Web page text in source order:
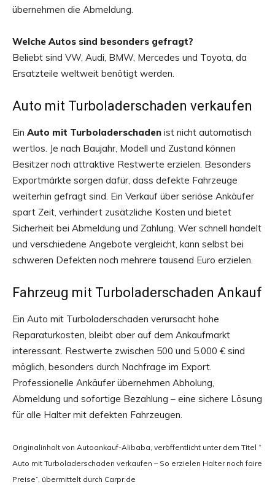
übernehmen die Abmeldung.
Welche Autos sind besonders gefragt?
Beliebt sind VW, Audi, BMW, Mercedes und Toyota, da
Ersatzteile weltweit benötigt werden.
Auto mit Turboladerschaden verkaufen
Ein Auto mit Turboladerschaden ist nicht automatisch
wertlos. Je nach Baujahr, Modell und Zustand können
Besitzer noch attraktive Restwerte erzielen. Besonders
Exportmärkte sorgen dafür, dass defekte Fahrzeuge
weiterhin gefragt sind. Ein Verkauf über seriöse Ankäufer
spart Zeit, verhindert zusätzliche Kosten und bietet
Sicherheit bei Abmeldung und Zahlung. Wer schnell handelt
und verschiedene Angebote vergleicht, kann selbst bei
schweren Defekten noch mehrere tausend Euro erzielen.
Fahrzeug mit Turboladerschaden Ankauf
Ein Auto mit Turboladerschaden verursacht hohe
Reparaturkosten, bleibt aber auf dem Ankaufmarkt
interessant. Restwerte zwischen 500 und 5.000 € sind
möglich, besonders durch Nachfrage im Export.
Professionelle Ankäufer übernehmen Abholung,
Abmeldung und sofortige Bezahlung – eine sichere Lösung
für alle Halter mit defekten Fahrzeugen.
Originalinhalt von Autoankauf-Alibaba, veröffentlicht unter dem Titel “
Auto mit Turboladerschaden verkaufen – So erzielen Halter noch faire
Preise“, übermittelt durch Carpr.de